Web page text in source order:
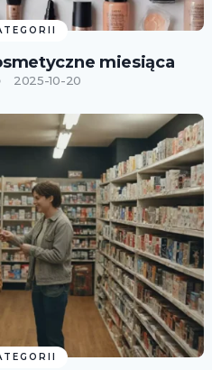
miesiąca
2025-10-20